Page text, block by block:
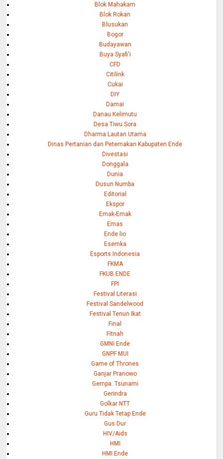
Blok Mahakam
Blok Rokan
Blusukan
Bogor
Budayawan
Buya Syafi'i
CFD
Citilink
Cukai
DIY
Damai
Danau Kelimutu
Desa Tiwu Sora
Dharma Lautan Utama
Dinas Pertanian dan Peternakan Kabupaten Ende
Divestasi
Donggala
Dunia
Dusun Numba
Editorial
Ekspor
Emak-Emak
Emas
Ende lio
Esemka
Esports Indonesia
FKMA
FKUB ENDE
FPI
Festival Literasi
Festival Sandelwood
Festival Tenun Ikat
Final
Fitnah
GMNI Ende
GNPF MUI
Game of Thrones
Ganjar Pranowo
Gempa. Tsunami
Gerindra
Golkar NTT
Guru Tidak Tetap Ende
Gus Dur
HIV/Aids
HMI
HMI Ende